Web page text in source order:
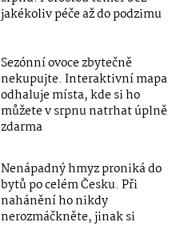
jakékoliv péče až do podzimu
Sezónní ovoce zbytečně
nekupujte. Interaktivní mapa
odhaluje místa, kde si ho
můžete v srpnu natrhat úplně
zdarma
Nenápadný hmyz proniká do
bytů po celém Česku. Při
nahánění ho nikdy
nerozmáčkněte, jinak si